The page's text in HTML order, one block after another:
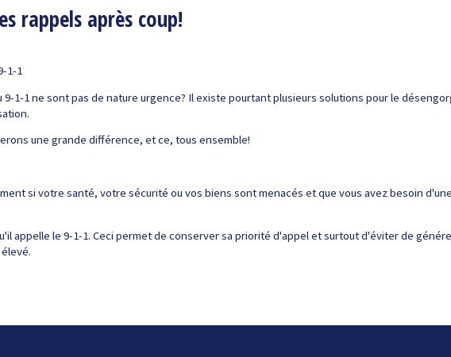
rappels après coup!
1-1
9-1-1 ne sont pas de nature urgence? Il existe pourtant plusieurs solutions pour le
une grande différence, et ce, tous ensemble!
si votre santé, votre sécurité ou vos biens sont menacés et que vous avez besoin
appelle le 9-1-1. Ceci permet de conserver sa priorité d'appel et surtout d'éviter de